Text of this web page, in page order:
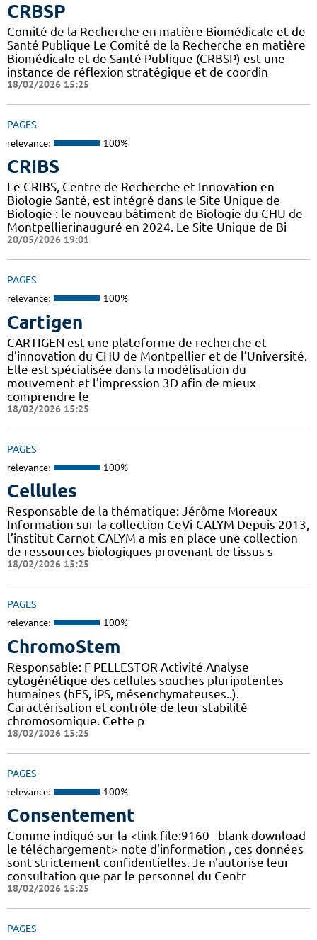
CRBSP
Comité de la Recherche en matière Biomédicale et de
Santé Publique Le Comité de la Recherche en matière
Biomédicale et de Santé Publique (CRBSP) est une
instance de réflexion stratégique et de coordin
18/02/2026 15:25
PAGES
relevance: 100%
CRIBS
Le CRIBS, Centre de Recherche et Innovation en
Biologie Santé, est intégré dans le Site Unique de
Biologie : le nouveau bâtiment de Biologie du CHU de
Montpellierinauguré en 2024. Le Site Unique de Bi
20/05/2026 19:01
PAGES
relevance: 100%
Cartigen
CARTIGEN est une plateforme de recherche et
d’innovation du CHU de Montpellier et de l’Université.
Elle est spécialisée dans la modélisation du
mouvement et l’impression 3D afin de mieux
comprendre le
18/02/2026 15:25
PAGES
relevance: 100%
Cellules
Responsable de la thématique: Jérôme Moreaux
Information sur la collection CeVi-CALYM Depuis 2013,
l’institut Carnot CALYM a mis en place une collection
de ressources biologiques provenant de tissus s
18/02/2026 15:25
PAGES
relevance: 100%
ChromoStem
Responsable: F PELLESTOR Activité Analyse
cytogénétique des cellules souches pluripotentes
humaines (hES, iPS, mésenchymateuses..).
Caractérisation et contrôle de leur stabilité
chromosomique. Cette p
18/02/2026 15:25
PAGES
relevance: 100%
Consentement
Comme indiqué sur la <link file:9160 _blank download
le téléchargement> note d'information , ces données
sont strictement confidentielles. Je n'autorise leur
consultation que par le personnel du Centr
18/02/2026 15:25
PAGES